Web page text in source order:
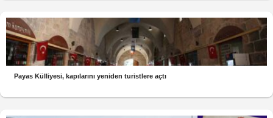
Payas Külliyesi, kapılarını yeniden turistlere açtı